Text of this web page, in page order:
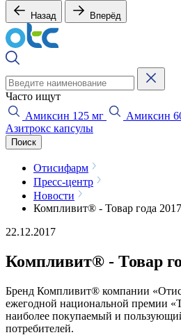
Назад Вперёд
Часто ищут
Амиксин 125 мг
Амиксин
Азитрокс капсулы
Поиск
Отисифарм
Пресс-центр
Новости
Компливит® - Товар года 2017
22.12.2017
Компливит® - Товар
Бренд Компливит® компании
ежегодной национальной премии
наиболее покупаемый и
потребителей.